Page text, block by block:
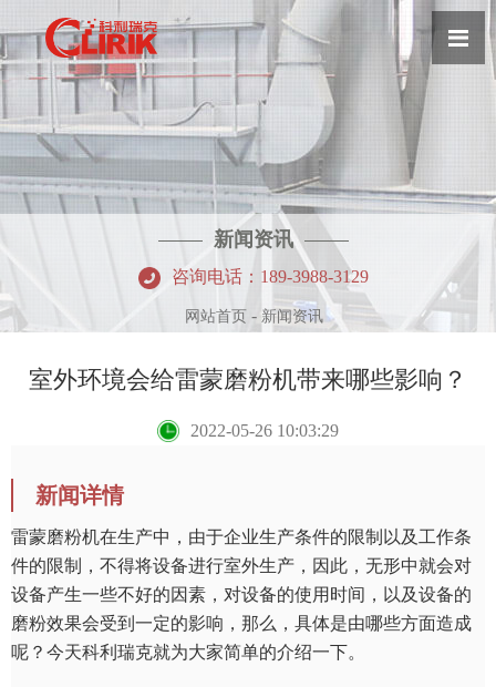
新闻资讯
咨询电话：189-3988-3129
网站首页- 新闻资讯
室外环境会给雷蒙磨粉机带来哪些影响？
2022-05-26 10:03:29
新闻详情
雷蒙磨粉机在生产中，由于企业生产条件的限制以及工作条
件的限制，不得将设备进行室外生产，因此，无形中就会对
设备产生一些不好的因素，对设备的使用时间，以及设备的
磨粉效果会受到一定的影响，那么，具体是由哪些方面造成
呢？今天科利瑞克就为大家简单的介绍一下。